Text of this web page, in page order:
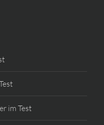
im Test